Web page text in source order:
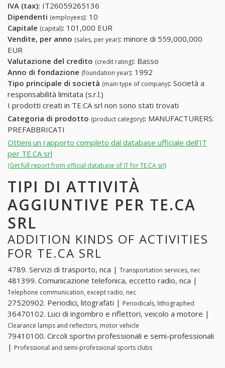
IVA (tax): IT26059265136
Dipendenti (employees): 10
Capitale (capital): 101,000 EUR
Vendite, per anno (sales, per year): minore di 559,000,000
EUR
Valutazione del credito (credit rating): Basso
Anno di fondazione (foundation year): 1992
Tipo principale di società (main type of company): Società a
responsabilità limitata (s.r.l.)
I prodotti creati in TE.CA srl non sono stati trovati
Categoria di prodotto (product category): MANUFACTURERS:
PREFABBRICATI
Ottieni un rapporto completo dal database ufficiale dell'IT
per TE.CA srl
(Get full report from official database of IT for TE.CA srl)
TIPI DI ATTIVITÀ
AGGIUNTIVE PER TE.CA
SRL
ADDITION KINDS OF ACTIVITIES
FOR TE.CA SRL
4789. Servizi di trasporto, nca | Transportation services, nec
481399. Comunicazione telefonica, eccetto radio, nca |
Telephone communication, except radio, nec
27520902. Periodici, litografati | Periodicals, lithographed
36470102. Luci di ingombro e riflettori, veicolo a motore |
Clearance lamps and reflectors, motor vehicle
79410100. Circoli sportivi professionali e semi-professionali
| Professional and semi-professional sports clubs